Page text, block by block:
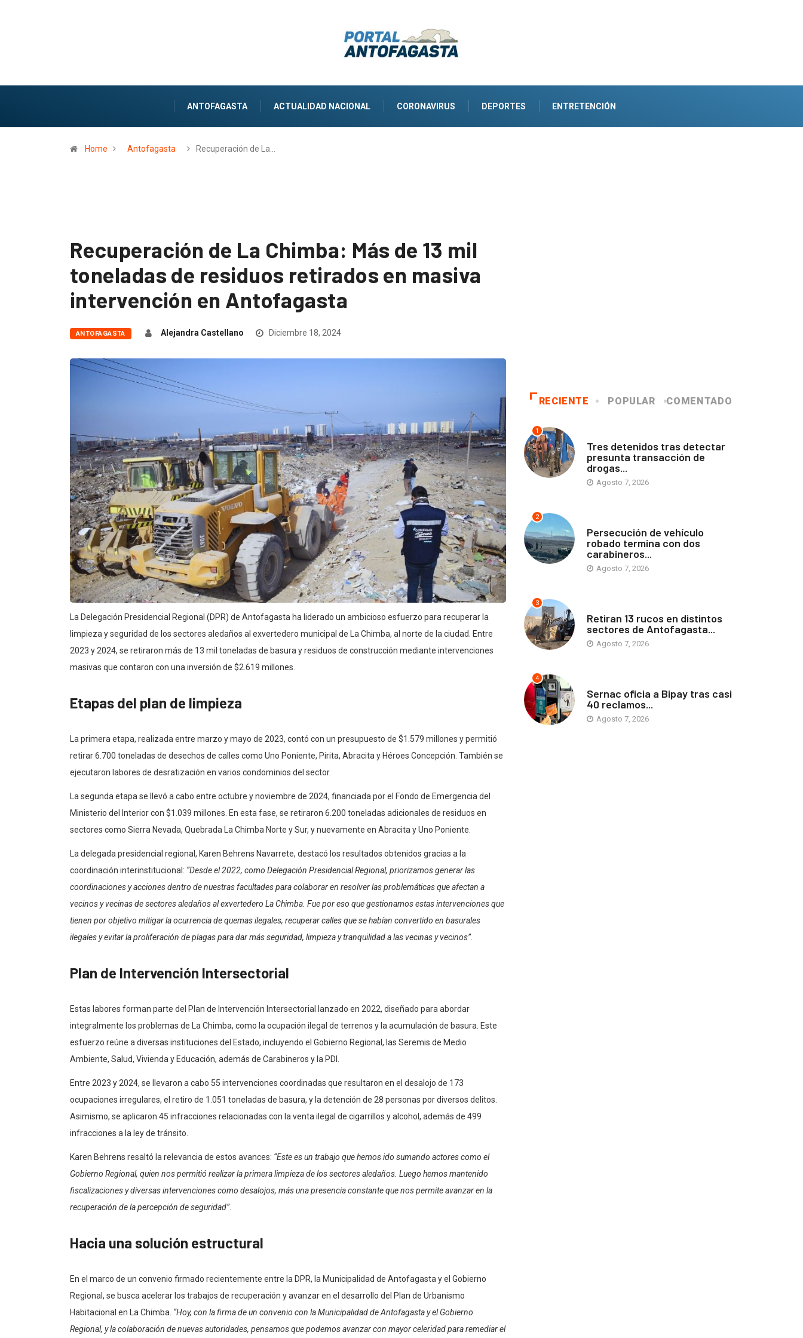
ANTOFAGASTA ACTUALIDAD NACIONAL CORONAVIRUS DEPORTES ENTRETENCIÓN
Home Antofagasta Recuperación de La…
Recuperación de La Chimba: Más de 13 mil
toneladas de residuos retirados en masiva
intervención en Antofagasta
ANTOFAGASTA Alejandra Castellano Diciembre 18, 2024
La Delegación Presidencial Regional (DPR) de Antofagasta ha liderado un ambicioso esfuerzo para recuperar la
limpieza y seguridad de los sectores aledaños al exvertedero municipal de La Chimba, al norte de la ciudad. Entre
2023 y 2024, se retiraron más de 13 mil toneladas de basura y residuos de construcción mediante intervenciones
masivas que contaron con una inversión de $2.619 millones.
Etapas del plan de limpieza
La primera etapa, realizada entre marzo y mayo de 2023, contó con un presupuesto de $1.579 millones y permitió
retirar 6.700 toneladas de desechos de calles como Uno Poniente, Pirita, Abracita y Héroes Concepción. También se
ejecutaron labores de desratización en varios condominios del sector.
La segunda etapa se llevó a cabo entre octubre y noviembre de 2024, financiada por el Fondo de Emergencia del
Ministerio del Interior con $1.039 millones. En esta fase, se retiraron 6.200 toneladas adicionales de residuos en
sectores como Sierra Nevada, Quebrada La Chimba Norte y Sur, y nuevamente en Abracita y Uno Poniente.
La delegada presidencial regional, Karen Behrens Navarrete, destacó los resultados obtenidos gracias a la
coordinación interinstitucional: “Desde el 2022, como Delegación Presidencial Regional, priorizamos generar las
coordinaciones y acciones dentro de nuestras facultades para colaborar en resolver las problemáticas que afectan a
vecinos y vecinas de sectores aledaños al exvertedero La Chimba. Fue por eso que gestionamos estas intervenciones que
tienen por objetivo mitigar la ocurrencia de quemas ilegales, recuperar calles que se habían convertido en basurales
ilegales y evitar la proliferación de plagas para dar más seguridad, limpieza y tranquilidad a las vecinas y vecinos”.
Plan de Intervención Intersectorial
Estas labores forman parte del Plan de Intervención Intersectorial lanzado en 2022, diseñado para abordar
integralmente los problemas de La Chimba, como la ocupación ilegal de terrenos y la acumulación de basura. Este
esfuerzo reúne a diversas instituciones del Estado, incluyendo el Gobierno Regional, las Seremis de Medio
Ambiente, Salud, Vivienda y Educación, además de Carabineros y la PDI.
Entre 2023 y 2024, se llevaron a cabo 55 intervenciones coordinadas que resultaron en el desalojo de 173
ocupaciones irregulares, el retiro de 1.051 toneladas de basura, y la detención de 28 personas por diversos delitos.
Asimismo, se aplicaron 45 infracciones relacionadas con la venta ilegal de cigarrillos y alcohol, además de 499
infracciones a la ley de tránsito.
Karen Behrens resaltó la relevancia de estos avances: “Este es un trabajo que hemos ido sumando actores como el
Gobierno Regional, quien nos permitió realizar la primera limpieza de los sectores aledaños. Luego hemos mantenido
fiscalizaciones y diversas intervenciones como desalojos, más una presencia constante que nos permite avanzar en la
recuperación de la percepción de seguridad”.
Hacia una solución estructural
En el marco de un convenio firmado recientemente entre la DPR, la Municipalidad de Antofagasta y el Gobierno
Regional, se busca acelerar los trabajos de recuperación y avanzar en el desarrollo del Plan de Urbanismo
Habitacional en La Chimba. “Hoy, con la firma de un convenio con la Municipalidad de Antofagasta y el Gobierno
Regional, y la colaboración de nuevas autoridades, pensamos que podemos avanzar con mayor celeridad para remediar el
RECIENTE POPULAR COMENTADO
1
Tres detenidos tras detectar
presunta transacción de
drogas...
Agosto 7, 2026
2
Persecución de vehículo
robado termina con dos
carabineros...
Agosto 7, 2026
3
Retiran 13 rucos en distintos
sectores de Antofagasta...
Agosto 7, 2026
4
Sernac oficia a Bipay tras casi
40 reclamos...
Agosto 7, 2026